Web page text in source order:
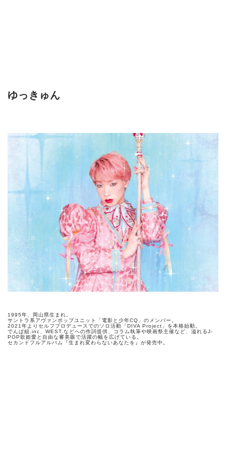
ゆっきゅん
1995年、岡山県生まれ。
サントラ系アヴァンポップユニット「電影と少年CQ」のメンバー。
2021年よりセルフプロデュースでのソロ活動「DIVA Project」を本格始動。
でんぱ組.inc、WEST.などへの作詞提供、コラム執筆や映画祭主催など、溢れるJ-
POP歌姫愛と自由な審美眼で活躍の幅を広げている。
セカンドフルアルバム『生まれ変わらないあなたを』が発売中。